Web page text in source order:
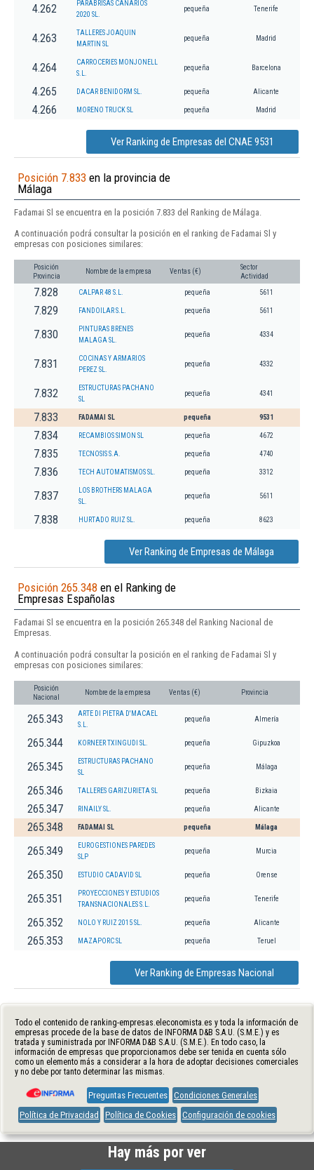
4.262
PARABRISAS CANARIOS
2020 SL.
pequeña Tenerife
4.263
TALLERES JOAQUIN
MARTIN SL
pequeña Madrid
4.264
CARROCERIES MONJONELL
S.L.
pequeña Barcelona
4.265 DACAR BENIDORM SL. pequeña Alicante
4.266 MORENO TRUCK SL pequeña Madrid
Ver Ranking de Empresas del CNAE 9531
Posición 7.833 en la provincia de
Málaga
Fadamai Sl se encuentra en la posición 7.833 del Ranking de Málaga.
A continuación podrá consultar la posición en el ranking de Fadamai Sl y
empresas con posiciones similares:
Posición
Provincia
Nombre de la empresa Ventas (€)
Sector
Actividad
7.828 CALPAR 48 S.L. pequeña 5611
7.829 FANDOILAR S.L. pequeña 5611
7.830
PINTURAS BRENES
MALAGA SL.
pequeña 4334
7.831
COCINAS Y ARMARIOS
PEREZ SL.
pequeña 4332
7.832
ESTRUCTURAS PACHANO
SL
pequeña 4341
7.833 FADAMAI SL pequeña 9531
7.834 RECAMBIOS SIMON SL pequeña 4672
7.835 TECNOSIS S.A. pequeña 4740
7.836 TECH AUTOMATISMOS SL. pequeña 3312
7.837
LOS BROTHERS MALAGA
SL.
pequeña 5611
7.838 HURTADO RUIZ SL. pequeña 8623
Ver Ranking de Empresas de Málaga
Posición 265.348 en el Ranking de
Empresas Españolas
Fadamai Sl se encuentra en la posición 265.348 del Ranking Nacional de
Empresas.
A continuación podrá consultar la posición en el ranking de Fadamai Sl y
empresas con posiciones similares:
Posición
Nacional
Nombre de la empresa Ventas (€) Provincia
265.343
ARTE DI PIETRA D'MACAEL
S.L.
pequeña Almería
265.344 KORNEER TXINGUDI SL. pequeña Gipuzkoa
265.345
ESTRUCTURAS PACHANO
SL
pequeña Málaga
265.346 TALLERES GARIZURIETA SL pequeña Bizkaia
265.347 RINAILY SL. pequeña Alicante
265.348 FADAMAI SL pequeña Málaga
265.349
EUROGESTIONES PAREDES
SLP
pequeña Murcia
265.350 ESTUDIO CADAVID SL pequeña Orense
265.351
PROYECCIONES Y ESTUDIOS
TRANSNACIONALES S.L.
pequeña Tenerife
265.352 NOLO Y RUIZ 2015 SL. pequeña Alicante
265.353 MAZAPORC SL pequeña Teruel
Ver Ranking de Empresas Nacional
Todo el contenido de ranking-empresas.eleconomista.es y toda la información de
empresas procede de la base de datos de INFORMA D&B S.A.U. (S.M.E.) y es
tratada y suministrada por INFORMA D&B S.A.U. (S.M.E.). En todo caso, la
información de empresas que proporcionamos debe ser tenida en cuenta sólo
como un elemento más a considerar a la hora de adoptar decisiones comerciales
y no debe por tanto determinar las mismas.
Preguntas Frecuentes Condiciones Generales
Política de Privacidad
Política de Cookies Configuración de cookies
Hay más por ver